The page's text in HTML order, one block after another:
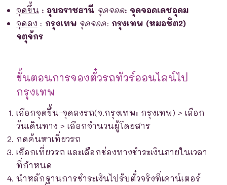
จุดขึ้น : อุบลราชธานี จุดจอด: จุดจอดเดชอุดม
จุดลง : กรุงเทพ จุดจอด: กรุงเทพ (หมอชิต2)
จตุจักร
ขั้นตอนการจองตั๋วรถทัวร์ออนไลน์ไป
กรุงเทพ
เลือกจุดขึ้น-จุดลงรถ(จ.กรุงเทพ: กรุงเทพ) > เลือก
วันเดินทาง > เลือกจำนวนผู้โดยสาร
กดค้นหาเที่ยวรถ
เลือกเที่ยวรถ และเลือกช่องทางชำระเงินภายในเวลา
ที่กำหนด
นำหลักฐานการชำระเงินไปรับตั๋วจริงที่เคาน์เตอร์